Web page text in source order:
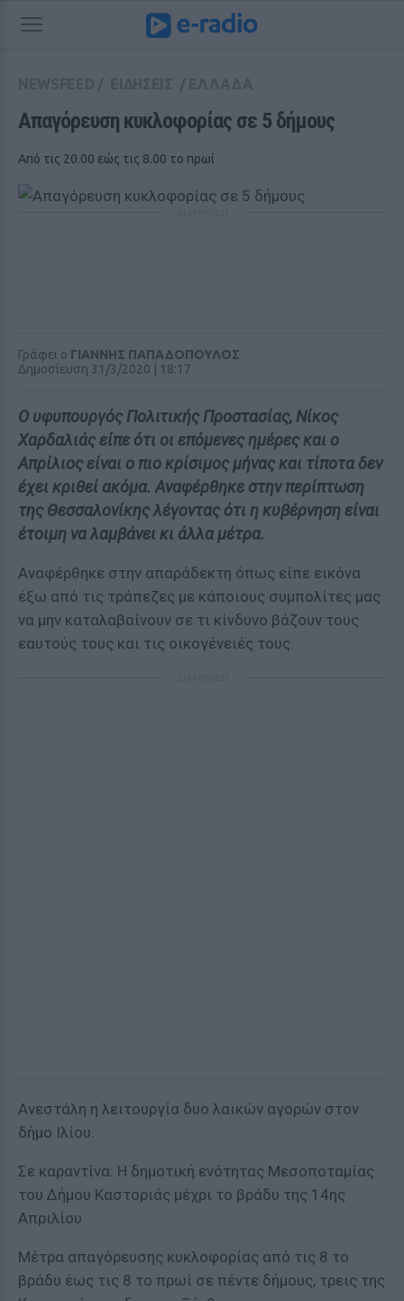
Απαγόρευση κυκλοφορίας σε 5 δήμους
Από τις 20.00 εώς τις 8.00 το πρωί
Γράφει ο ΓΙΑΝΝΗΣ ΠΑΠΑΔΟΠΟΥΛΟΣ
Δημοσίευση 31/3/2020 | 18:17
Ο υφυπουργός Πολιτικής Προστασίας, Νίκος
Χαρδαλιάς είπε ότι οι επόμενες ημέρες και ο
Απρίλιος είναι ο πιο κρίσιμος μήνας και τίποτα δεν
έχει κριθεί ακόμα. Αναφέρθηκε στην περίπτωση
της Θεσσαλονίκης λέγοντας ότι η κυβέρνηση είναι
έτοιμη να λαμβάνει κι άλλα μέτρα.
Αναφέρθηκε στην απαράδεκτη όπως είπε εικόνα
έξω από τις τράπεζες με κάποιους συμπολίτες μας
να μην καταλαβαίνουν σε τι κίνδυνο βάζουν τους
εαυτούς τους και τις οικογένειές τους.
Ανεστάλη η λειτουργία δυο λαϊκών αγορών στον
δήμο Ιλίου.
Σε καραντίνα: Η δημοτική ενότητας Μεσοποταμίας
του Δήμου Καστοριάς μέχρι το βράδυ της 14ης
Απριλίου
Μέτρα απαγόρευσης κυκλοφορίας από τις 8 το
βράδυ έως τις 8 το πρωί σε πέντε δήμους, τρεις της